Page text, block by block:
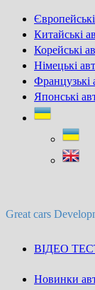
Skip
content
Китайські
Корейські
Німецькі
Французькі
Японські
Great cars
ВІДЕО
Новинки